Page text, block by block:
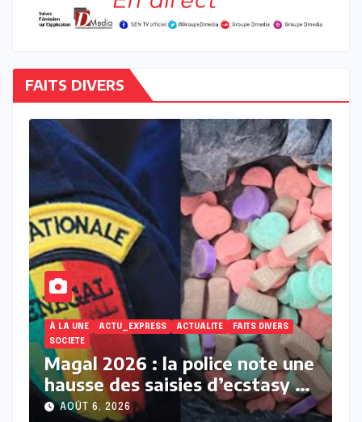
FAITS DIVERS
ACTUALITE À LA UNE ACTU_EXPRESS FAITS DIVERS
Touba : une jeune femme
décède après avoir accusé un
membre de sa belle-famille
AOÛT 6, 2026